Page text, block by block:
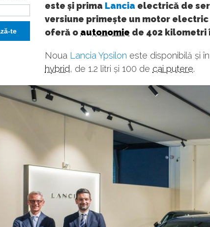
este și prima Lancia electrică de
versiune primește un motor electric
oferă o autonomie de 402 kilometri
Noua Lancia Ypsilon este disponibilă și
hybrid, de 1.2 litri și 100 de cai putere.